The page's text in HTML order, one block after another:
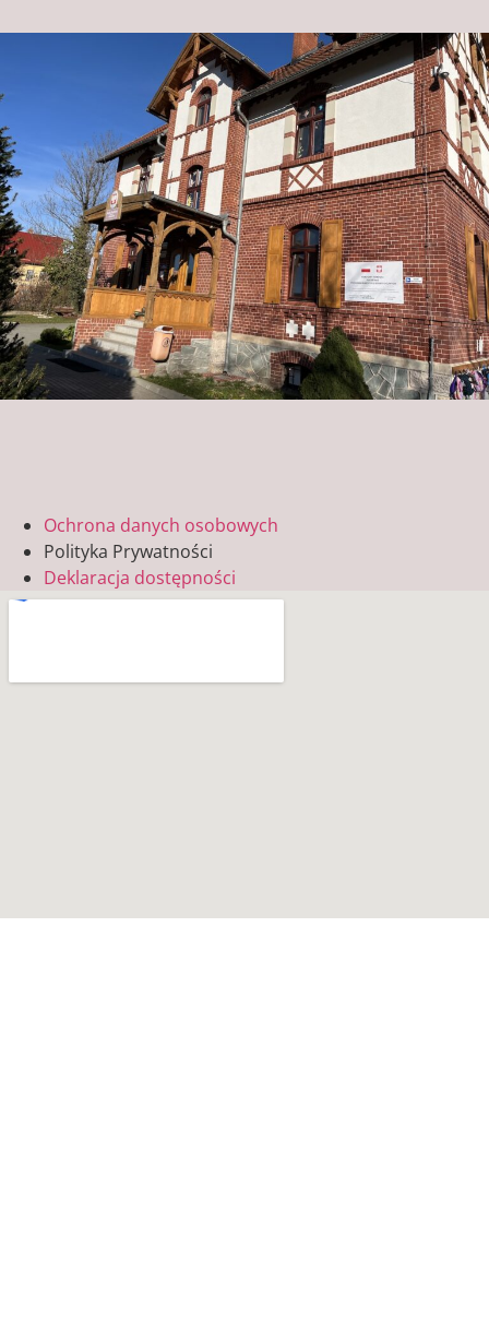
Ochrona danych osobowych
Polityka Prywatności
Deklaracja dostępności